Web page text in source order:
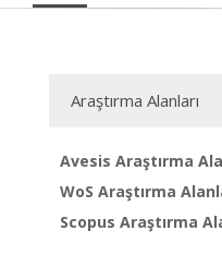
Araştırma Alanları
Avesis Araştırma
WoS Araştırma
Scopus Araştırma